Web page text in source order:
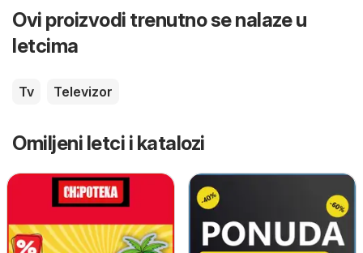
Ovi proizvodi trenutno se nalaze u
letcima
Tv Televizor
Omiljeni letci i katalozi